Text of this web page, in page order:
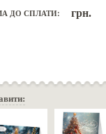
ДО СПЛАТИ: грн.